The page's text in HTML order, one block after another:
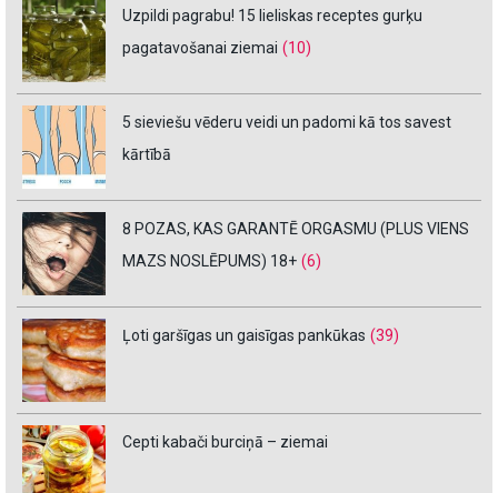
Uzpildi pagrabu! 15 lieliskas receptes gurķu
pagatavošanai ziemai (10)
5 sieviešu vēderu veidi un padomi kā tos savest
kārtībā
8 POZAS, KAS GARANTĒ ORGASMU (PLUS VIENS
MAZS NOSLĒPUMS) 18+ (6)
Ļoti garšīgas un gaisīgas pankūkas (39)
Cepti kabači burciņā – ziemai